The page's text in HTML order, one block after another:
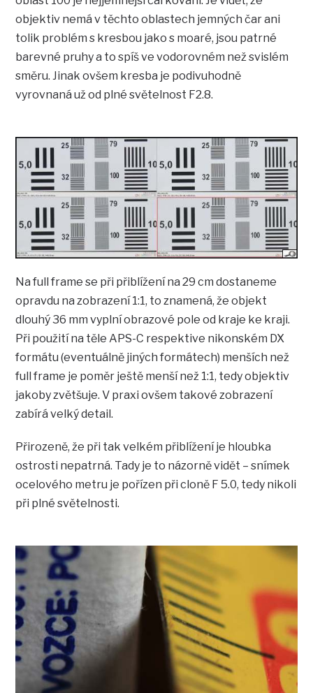
objektiv nemá v těchto oblastech jemných čar ani
tolik problém s kresbou jako s moaré, jsou patrné
barevné pruhy a to spíš ve vodorovném než svislém
směru. Jinak ovšem kresba je podivuhodně
vyrovnaná už od plné světelnost F2.8.
Na full frame se při přiblížení na 29 cm dostaneme
opravdu na zobrazení 1:1, to znamená, že objekt
dlouhý 36 mm vyplní obrazové pole od kraje ke kraji.
Při použití na těle APS-C respektive nikonském DX
formátu (eventuálně jiných formátech) menších než
full frame je poměr ještě menší než 1:1, tedy objektiv
jakoby zvětšuje. V praxi ovšem takové zobrazení
zabírá velký detail.
Přirozeně, že při tak velkém přiblížení je hloubka
ostrosti nepatrná. Tady je to názorně vidět – snímek
ocelového metru je pořízen při cloně F 5.0, tedy nikoli
při plné světelnosti.